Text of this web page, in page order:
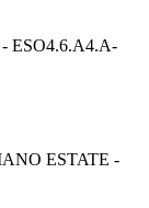
ESO4.6.A4.A-
ESTATE -